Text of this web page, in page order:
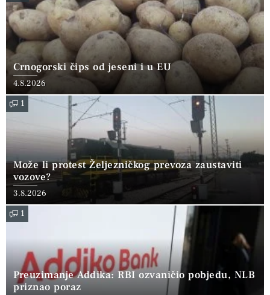
Crnogorski čips od jeseni i u EU
4.8.2026
1
Može li protest Željezničkog prevoza zaustaviti
vozove?
3.8.2026
1
Preuzimanje Addika: RBI ozvaničio pobjedu, NLB
priznao poraz